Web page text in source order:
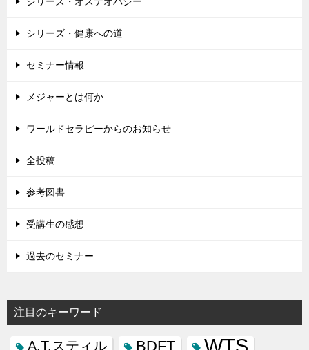
シリーズ・健康への道
セミナー情報
メジャーとは何か
ワールドセラピーからのお知らせ
全投稿
参考図書
受講生の感想
過去のセミナー
注目のキーワード
A.T.スティル BDFT